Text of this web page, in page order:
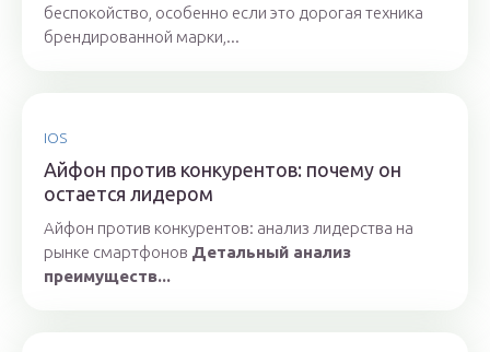
беспокойство, особенно если это дорогая техника
брендированной марки,...
IOS
Айфон против конкурентов: почему он
остается лидером
Айфон против конкурентов: анализ лидерства на
рынке смартфонов Детальный анализ
преимуществ...